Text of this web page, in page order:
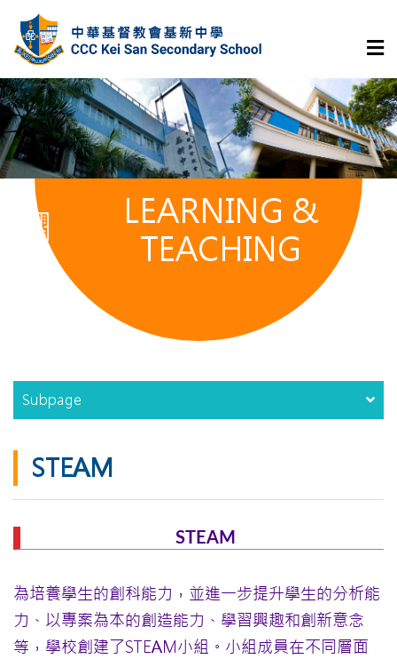
LEARNING &
TEACHING
Subpage
STEAM
STEAM
為培養學生的創科能力，並進一步提升學生的分析能
力、以專案為本的創造能力、學習興趣和創新意念
等，學校創建了STEAM小組。小組成員在不同層面